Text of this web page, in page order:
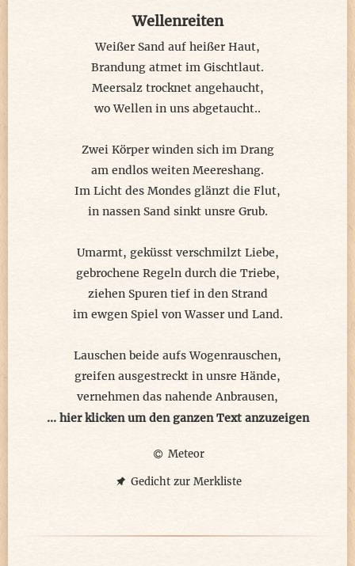
Wellenreiten
Weißer Sand auf heißer Haut,
Brandung atmet im Gischtlaut.
Meersalz trocknet angehaucht,
wo Wellen in uns abgetaucht..
Zwei Körper winden sich im Drang
am endlos weiten Meereshang.
Im Licht des Mondes glänzt die Flut,
in nassen Sand sinkt unsre Grub.
Umarmt, geküsst verschmilzt Liebe,
gebrochene Regeln durch die Triebe,
ziehen Spuren tief in den Strand
im ewgen Spiel von Wasser und Land.
Lauschen beide aufs Wogenrauschen,
greifen ausgestreckt in unsre Hände,
vernehmen das nahende Anbrausen,
heftig reiten uns die Wellenverbände.
Mitgerissen erleben wir den Tsunami,
durchströmt sind unsere Sinnesleiber,
... hier klicken um den ganzen Text anzuzeigen
Meteor
Gedicht zur Merkliste